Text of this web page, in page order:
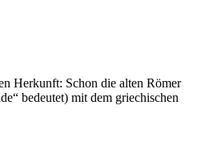
Herkunft: Schon die alten Römer
bedeutet) mit dem griechischen